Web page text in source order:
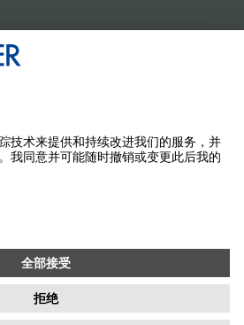
杂志
数据保护设置